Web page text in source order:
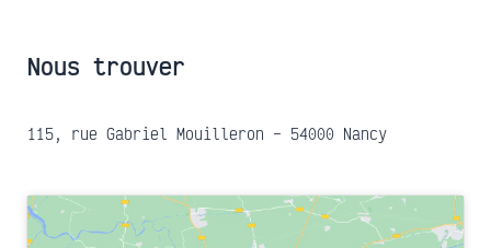
Nous trouver
115, rue Gabriel Mouilleron – 54000 Nancy